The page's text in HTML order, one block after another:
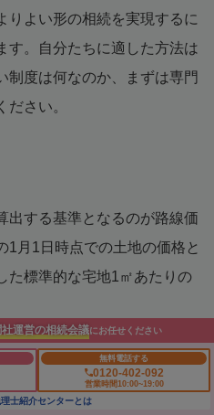
りよい形の相続を実現するに
す。自分たちに適した方法は
制度は何なのか、まずは専門
さい。
出する基準となるのが路線価
1月1日時点での土地の価格と
た標準的な宅地1㎡あたりの
価は、前年から0.4%下落し
署があり、各税務署が管轄
毎年発表しています。2021
運営の相続会議にお任せください
無料電話する
0120-402-092
営業時間10:00~19:00
士紹介センターとは